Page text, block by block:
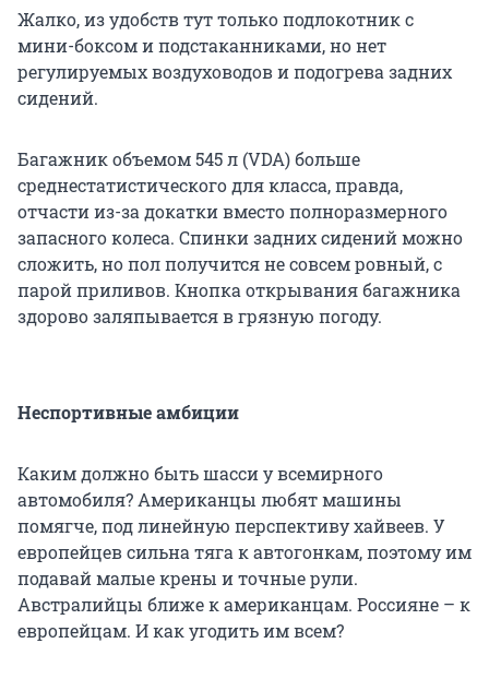
Жалко, из удобств тут только подлокотник с
мини-боксом и подстаканниками, но нет
регулируемых воздуховодов и подогрева задних
сидений.
Багажник объемом 545 л (VDA) больше
среднестатистического для класса, правда,
отчасти из-за докатки вместо полноразмерного
запасного колеса. Спинки задних сидений можно
сложить, но пол получится не совсем ровный, с
парой приливов. Кнопка открывания багажника
здорово заляпывается в грязную погоду.
Неспортивные амбиции
Каким должно быть шасси у всемирного
автомобиля? Американцы любят машины
помягче, под линейную перспективу хайвеев. У
европейцев сильна тяга к автогонкам, поэтому им
подавай малые крены и точные рули.
Австралийцы ближе к американцам. Россияне – к
европейцам. И как угодить им всем?